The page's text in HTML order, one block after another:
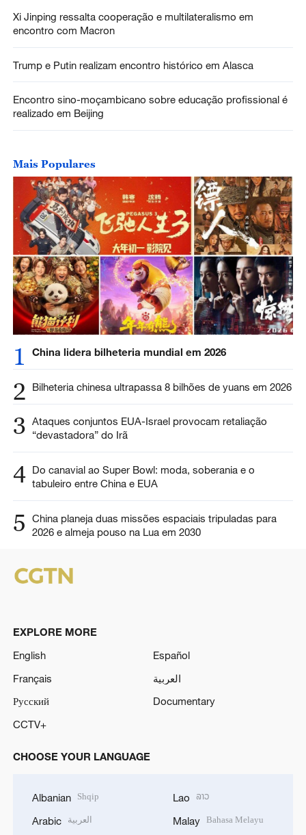
Xi Jinping ressalta cooperação e multilateralismo em
encontro com Macron
Trump e Putin realizam encontro histórico em Alasca
Encontro sino-moçambicano sobre educação profissional é
realizado em Beijing
Mais Populares
1 China lidera bilheteria mundial em 2026
2 Bilheteria chinesa ultrapassa 8 bilhões de yuans em 2026
3 Ataques conjuntos EUA-Israel provocam retaliação
“devastadora” do Irã
4 Do canavial ao Super Bowl: moda, soberania e o
tabuleiro entre China e EUA
5
China planeja duas missões espaciais tripuladas para
2026 e almeja pouso na Lua em 2030
EXPLORE MORE
English
Español
Français
العربية
Русский
Documentary
CCTV+
CHOOSE YOUR LANGUAGE
Albanian Shqip
Arabic العربية
Lao ລາວ
Malay Bahasa Melayu